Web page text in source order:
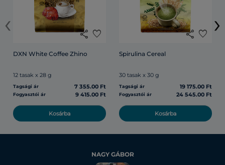
share favorite
DXN White Coffee Zhino
12 tasak x 28 g
Tagsági ár 7 355.00 Ft
Fogyasztói ár 9 415.00 Ft
Kosárba
share favorite
Spirulina Cereal
30 tasak x 30 g
Tagsági ár 19 175.00 Ft
Fogyasztói ár 24 545.00 Ft
Kosárba
‹ ›
NAGY GÁBOR